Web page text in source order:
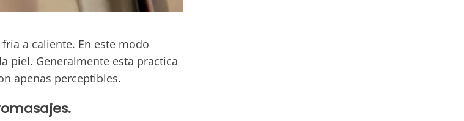
a caliente. En este modo
piel. Generalmente esta practica
apenas perceptibles.